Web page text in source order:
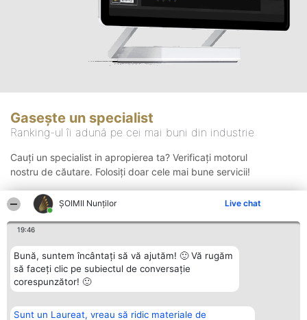
ȘOIMII Nunților Live chat
19:46
Bună, suntem încântați să vă ajutăm! 🙂 Vă rugăm
să faceți clic pe subiectul de conversație
corespunzător! 🙂
Sunt un Laureat, vreau să ridic materiale de
Gasește un specialist
Ranking-ul îi adună pe cei mai buni din industrie
Cauți un specialist in apropierea ta? Verificați motorul
nostru de căutare. Folosiți doar cele mai bune servicii!
Organizator Ranking Plebiscyt Contact